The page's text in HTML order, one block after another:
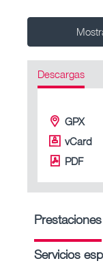
Descargas
GPX
vCard
PDF
Prestaciones
Servicios